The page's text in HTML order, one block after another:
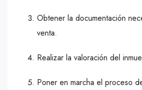
Obtener la documentación
venta.
Realizar la valoración del
Poner en marcha el proceso